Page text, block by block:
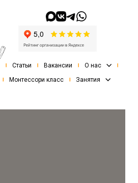
Статьи Вакансии
О нас
Монтессори класс Занятия